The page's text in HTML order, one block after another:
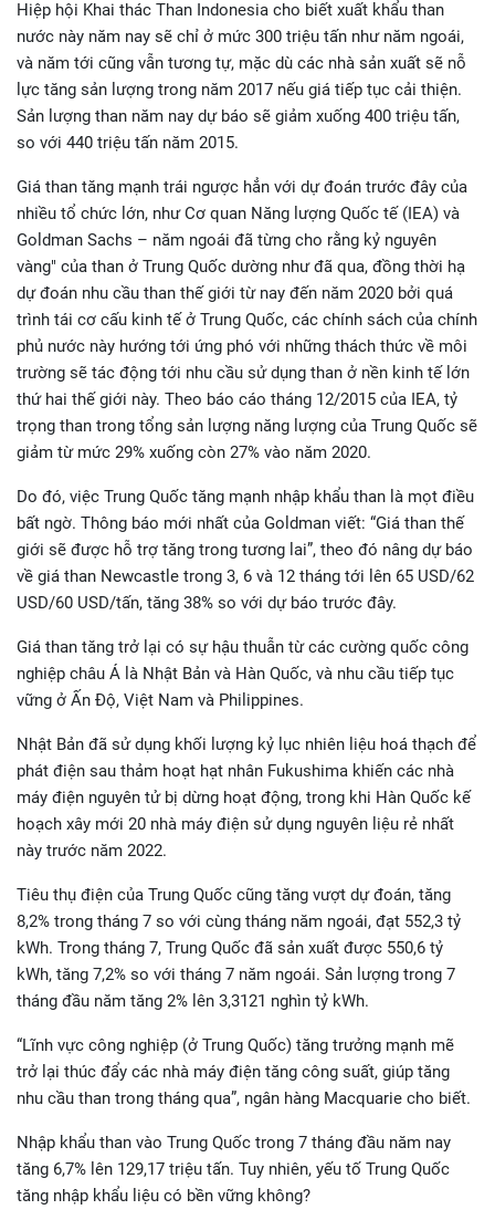
Hiệp hội Khai thác Than Indonesia cho biết xuất khẩu than
nước này năm nay sẽ chỉ ở mức 300 triệu tấn như năm ngoái,
và năm tới cũng vẫn tương tự, mặc dù các nhà sản xuất sẽ nỗ
lực tăng sản lượng trong năm 2017 nếu giá tiếp tục cải thiện.
Sản lượng than năm nay dự báo sẽ giảm xuống 400 triệu tấn,
so với 440 triệu tấn năm 2015.
Giá than tăng mạnh trái ngược hẳn với dự đoán trước đây của
nhiều tổ chức lớn, như Cơ quan Năng lượng Quốc tế (IEA) và
Goldman Sachs – năm ngoái đã từng cho rằng kỷ nguyên
vàng" của than ở Trung Quốc dường như đã qua, đồng thời hạ
dự đoán nhu cầu than thế giới từ nay đến năm 2020 bởi quá
trình tái cơ cấu kinh tế ở Trung Quốc, các chính sách của chính
phủ nước này hướng tới ứng phó với những thách thức về môi
trường sẽ tác động tới nhu cầu sử dụng than ở nền kinh tế lớn
thứ hai thế giới này. Theo báo cáo tháng 12/2015 của IEA, tỷ
trọng than trong tổng sản lượng năng lượng của Trung Quốc sẽ
giảm từ mức 29% xuống còn 27% vào năm 2020.
Do đó, việc Trung Quốc tăng mạnh nhập khẩu than là mọt điều
bất ngờ. Thông báo mới nhất của Goldman viết: “Giá than thế
giới sẽ được hỗ trợ tăng trong tương lai”, theo đó nâng dự báo
về giá than Newcastle trong 3, 6 và 12 tháng tới lên 65 USD/62
USD/60 USD/tấn, tăng 38% so với dự báo trước đây.
Giá than tăng trở lại có sự hậu thuẫn từ các cường quốc công
nghiệp châu Á là Nhật Bản và Hàn Quốc, và nhu cầu tiếp tục
vững ở Ấn Độ, Việt Nam và Philippines.
Nhật Bản đã sử dụng khối lượng kỷ lục nhiên liệu hoá thạch để
phát điện sau thảm hoạt hạt nhân Fukushima khiến các nhà
máy điện nguyên tử bị dừng hoạt động, trong khi Hàn Quốc kế
hoạch xây mới 20 nhà máy điện sử dụng nguyên liệu rẻ nhất
này trước năm 2022.
Tiêu thụ điện của Trung Quốc cũng tăng vượt dự đoán, tăng
8,2% trong tháng 7 so với cùng tháng năm ngoái, đạt 552,3 tỷ
kWh. Trong tháng 7, Trung Quốc đã sản xuất được 550,6 tỷ
kWh, tăng 7,2% so với tháng 7 năm ngoái. Sản lượng trong 7
tháng đầu năm tăng 2% lên 3,3121 nghìn tỷ kWh.
“Lĩnh vực công nghiệp (ở Trung Quốc) tăng trưởng mạnh mẽ
trở lại thúc đẩy các nhà máy điện tăng công suất, giúp tăng
nhu cầu than trong tháng qua”, ngân hàng Macquarie cho biết.
Nhập khẩu than vào Trung Quốc trong 7 tháng đầu năm nay
tăng 6,7% lên 129,17 triệu tấn. Tuy nhiên, yếu tố Trung Quốc
tăng nhập khẩu liệu có bền vững không?